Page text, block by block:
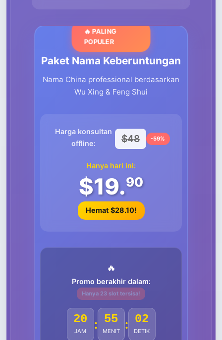
🔥 PALING
POPULER
Paket Nama Keberuntungan
Nama China professional berdasarkan
Wu Xing & Feng Shui
Harga konsultan
offline:
$48 -59%
Hanya hari ini:
$19.90
Hemat $28.10!
🔥
Promo berakhir dalam:
Hanya 23 slot tersisa!
20
JAM : 54
MENIT : 59
DETIK